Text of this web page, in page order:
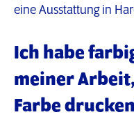
eine Ausstattung in
Ich habe
meiner
Farbe